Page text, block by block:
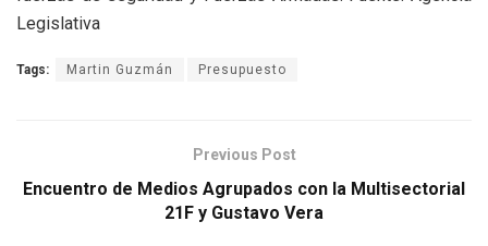
Legislativa
Tags: Martin Guzmán Presupuesto
Previous Post
Encuentro de Medios Agrupados con la Multisectorial
21F y Gustavo Vera